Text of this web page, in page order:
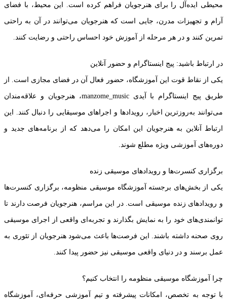
محیطی ایده‌آل را برای هنرجویان فراهم کرده است. این محیط، با فضای
آرام و تجهیزات مدرن، جایی است که هنرجویان می‌توانند در آن به راحتی
تمرین کنند و در هر مرحله از آموزش خود احساس راحتی و رضایت کنند.
در ارتباط باشید: پیج اینستاگرام و حضور آنلاین
یکی از نقاط قوت این آموزشگاه، حضور فعال آن در فضای مجازی است. از
طریق پیج اینستاگرام با آیدی manzome_music، هنرجویان و علاقه‌مندان
می‌توانند به‌روزترین اخبار، رویدادها و اجراهای موسیقایی را دنبال کنند. این
ارتباط آنلاین به هنرجویان این امکان را می‌دهد که از برنامه‌های جدید و
دوره‌های آموزشی ویژه مطلع شوند.
برگزاری کنسرت‌ها و رویدادهای موسیقی زنده
یکی از بخش‌های برجسته آموزشگاه موسیقی منظومه، برگزاری کنسرت‌ها
و رویدادهای زنده موسیقی است. در این مراسم، هنرجویان فرصت دارند تا
توانمندی‌های خود را به نمایش بگذارند و تجربه‌ای واقعی از اجرای موسیقی
روی صحنه داشته باشند. این فرصت‌ها باعث می‌شود هنرجویان از تئوری به
عمل برسند و در دنیای واقعی موسیقی نیز حضور پیدا کنند.
چرا آموزشگاه موسیقی منظومه را انتخاب کنیم؟
با توجه به تخصص، امکانات پیشرفته و تیم آموزشی حرفه‌ای، آموزشگاه